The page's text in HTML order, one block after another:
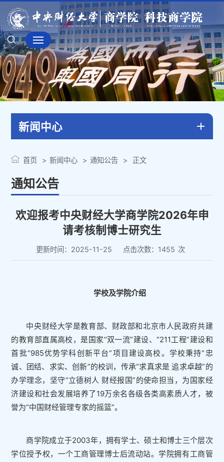
新闻中心
通知公告
首页 新闻中心 通知公告 正文
欢迎报考中央财经大学商学院2026年申
请考核制博士研究生
更新时间：2025-11-25 点击次数： 1455 次
学校及学院介绍
中央财经大学是教育部、财政部和北京市人民政府共建
的教育部直属高校，是国家“双一流”建设、“211工程”建设和
首批“985优势学科创新平台”项目建设高校。学校秉持“忠
诚、团结、求实、创新”的校训，传承“求真求是 追求卓越”的
办学理念，坚守“立德树人 财经报国”的使命担当，为国家经
济建设和社会发展培养了19万余名各级各类高素质人才，被
誉为“中国财经管理专家的摇篮”。
商学院成立于2003年，拥有学士、硕士和博士三个层次
学位授予权，一个工商管理博士后流动站。学院拥有工商管